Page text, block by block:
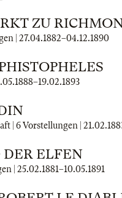
ZU
| 27.04.1882–04.12.1890
–19.02.1893
| 6 Vorstellungen |
ELFEN
| 25.02.1881–10.05.1891